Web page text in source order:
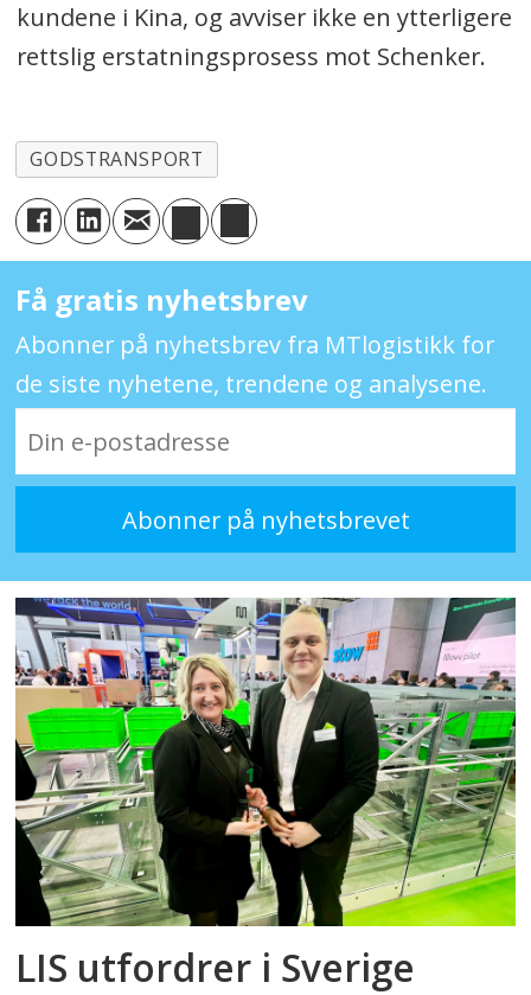
kundene i Kina, og avviser ikke en ytterligere
rettslig erstatningsprosess mot Schenker.
GODSTRANSPORT
Få gratis nyhetsbrev
Abonner på nyhetsbrev fra MTlogistikk for
de siste nyhetene, trendene og analysene.
LIS utfordrer i Sverige